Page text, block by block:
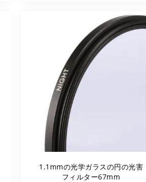
1.1mmの光学ガラスの円の光害
フィルター67mm